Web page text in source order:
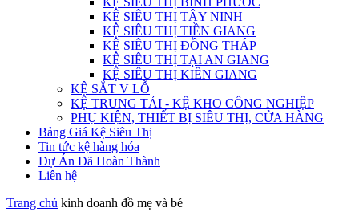
KỆ SIÊU THỊ TÂY NINH
KỆ SIÊU THỊ TIỀN GIANG
KỆ SIÊU THỊ ĐỒNG THÁP
KỆ SIÊU THỊ TẠI AN GIANG
KỆ SIÊU THỊ KIÊN GIANG
KỆ SẮT V LỖ
KỆ TRUNG TẢI - KỆ KHO CÔNG NGHIỆP
PHỤ KIỆN, THIẾT BỊ SIÊU THỊ, CỬA HÀNG
Bảng Giá Kệ Siêu Thị
Tin tức kệ hàng hóa
Dự Án Đã Hoàn Thành
Liên hệ
Trang chủ kinh doanh đồ mẹ và bé